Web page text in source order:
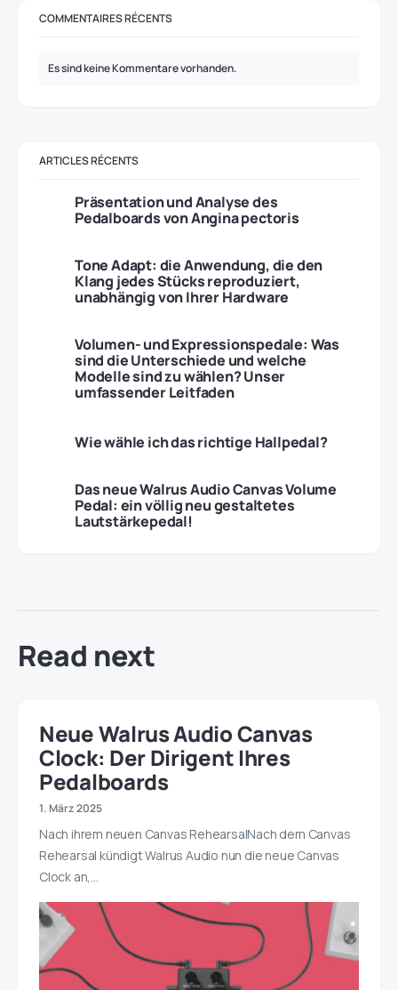
COMMENTAIRES RÉCENTS
Es sind keine Kommentare vorhanden.
ARTICLES RÉCENTS
Präsentation und Analyse des
Pedalboards von Angina pectoris
Tone Adapt: die Anwendung, die den
Klang jedes Stücks reproduziert,
unabhängig von Ihrer Hardware
Volumen- und Expressionspedale: Was
sind die Unterschiede und welche
Modelle sind zu wählen? Unser
umfassender Leitfaden
Wie wähle ich das richtige Hallpedal?
Das neue Walrus Audio Canvas Volume
Pedal: ein völlig neu gestaltetes
Lautstärkepedal!
Read next
Neue Walrus Audio Canvas
Clock: Der Dirigent Ihres
Pedalboards
1. März 2025
Nach ihrem neuen Canvas RehearsalNach dem Canvas
Rehearsal kündigt Walrus Audio nun die neue Canvas
Clock an,…